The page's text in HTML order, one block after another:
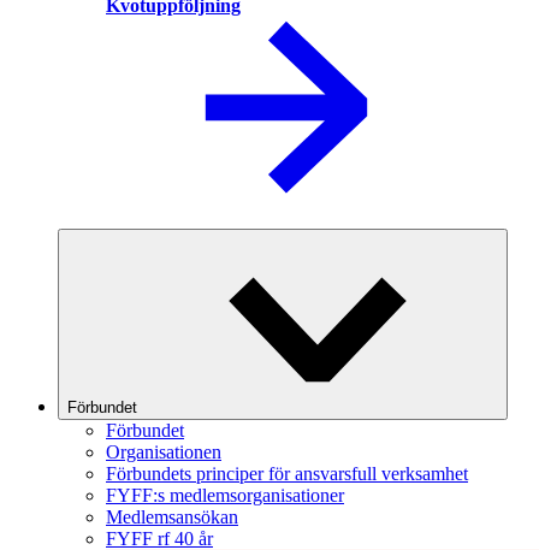
Kvotuppföljning
Förbundet
Förbundet
Organisationen
Förbundets principer för ansvarsfull verksamhet
FYFF:s medlemsorganisationer
Medlemsansökan
FYFF rf 40 år